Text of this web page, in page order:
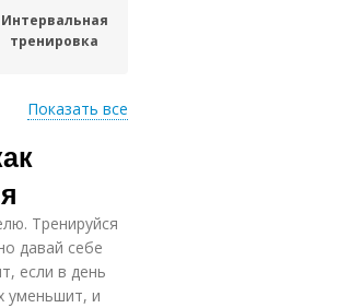
Интервальная
тренировка
тренировках
Показать все
Тренируйся
давай себе
если в день
уменьшит, и